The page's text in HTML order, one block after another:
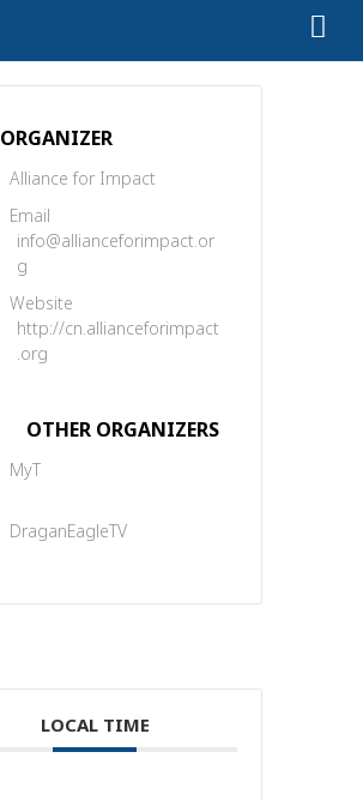
ORGANIZER
Alliance for Impact
Email
info@allianceforimpact.or
g
Website
http://cn.allianceforimpact
.org
OTHER ORGANIZERS
MyT
DraganEagleTV
LOCAL TIME